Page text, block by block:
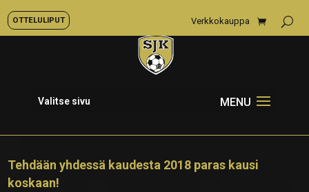
OTTELULIPUT Verkkokauppa
Valitse sivu
Tehdään yhdessä kaudesta 2018 paras kausi
koskaan!